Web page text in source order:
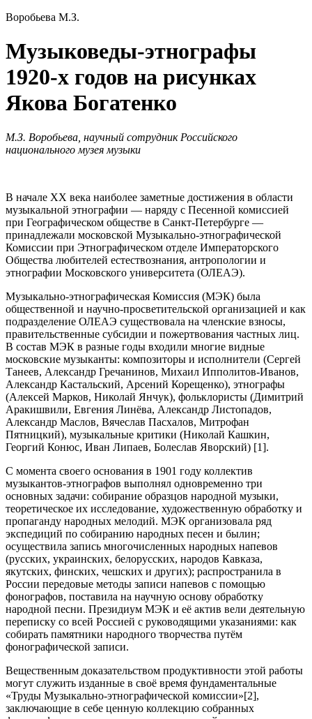
Воробьева М.З.
Музыковеды-этнографы
1920-х годов на рисунках
Якова Богатенко
М.З. Воробьева, научный сотрудник Российского
национального музея музыки
В начале ХХ века наиболее заметные достижения в области
музыкальной этнографии — наряду с Песенной комиссией
при Географическом обществе в Санкт-Петербурге —
принадлежали московской Музыкально-этнографической
Комиссии при Этнографическом отделе Императорского
Общества любителей естествознания, антропологии и
этнографии Московского университета (ОЛЕАЭ).
Музыкально-этнографическая Комиссия (МЭК) была
общественной и научно-просветительской организацией и как
подразделение ОЛЕАЭ существовала на членские взносы,
правительственные субсидии и пожертвования частных лиц.
В состав МЭК в разные годы входили многие видные
московские музыканты: композиторы и исполнители (Сергей
Танеев, Александр Гречанинов, Михаил Ипполитов-Иванов,
Александр Кастальский, Арсений Корещенко), этнографы
(Алексей Марков, Николай Янчук), фольклористы (Димитрий
Аракишвили, Евгения Линёва, Александр Листопадов,
Александр Маслов, Вячеслав Пасхалов, Митрофан
Пятницкий), музыкальные критики (Николай Кашкин,
Георгий Конюс, Иван Липаев, Болеслав Яворский) [1].
С момента своего основания в 1901 году коллектив
музыкантов-этнографов выполнял одновременно три
основных задачи: собирание образцов народной музыки,
теоретическое их исследование, художественную обработку и
пропаганду народных мелодий. МЭК организовала ряд
экспедиций по собиранию народных песен и былин;
осуществила запись многочисленных народных напевов
(русских, украинских, белорусских, народов Кавказа,
якутских, финских, чешских и других); распространила в
России передовые методы записи напевов с помощью
фонографов, поставила на научную основу обработку
народной песни. Президиум МЭК и её актив вели деятельную
переписку со всей Россией с руководящими указаниями: как
собирать памятники народного творчества путём
фонографической записи.
Вещественным доказательством продуктивности этой работы
могут служить изданные в своё время фундаментальные
«Труды Музыкально-этнографической комиссии»[2],
заключающие в себе ценную коллекцию собранных